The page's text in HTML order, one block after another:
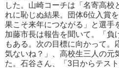
した。山崎コーチは「名寄高校
れに恥じぬ結果。団体6位入賞
果こそ来年につながる」と選手
加藤市長は報告を聞いて。「負
もある。次の目標に向かって。
気ないね？」、高校生三人の元
た。石谷さん、「3日からテスト